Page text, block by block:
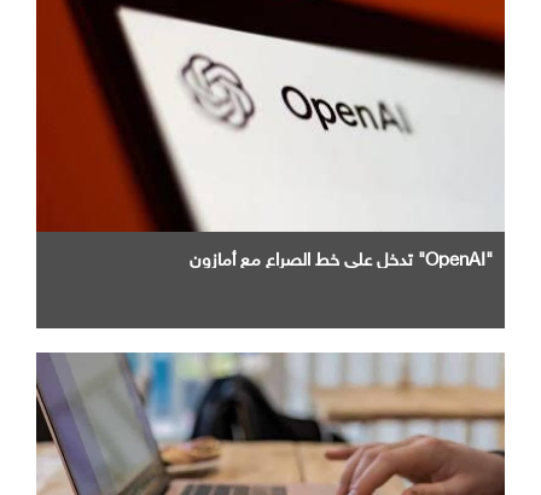
"OpenAI" تدخل علي خط الصراع مع أمازون